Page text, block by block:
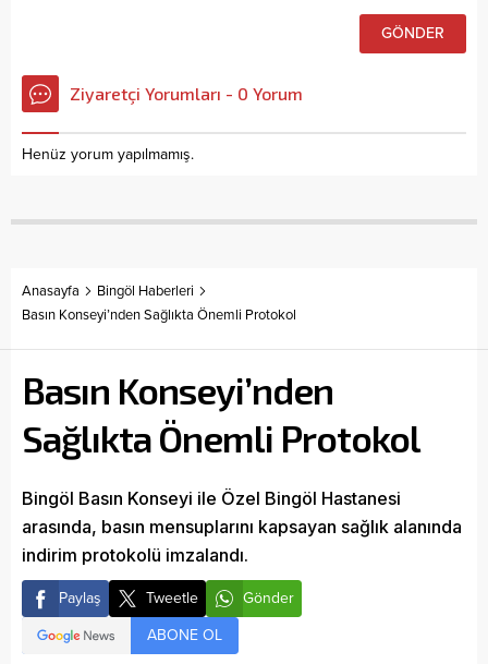
Ziyaretçi Yorumları - 0 Yorum
Henüz yorum yapılmamış.
Anasayfa
Bingöl Haberleri
Basın Konseyi’nden Sağlıkta Önemli Protokol
Basın Konseyi’nden
Sağlıkta Önemli Protokol
Bingöl Basın Konseyi ile Özel Bingöl Hastanesi
arasında, basın mensuplarını kapsayan sağlık alanında
indirim protokolü imzalandı.
Paylaş Tweetle
Gönder
ABONE OL